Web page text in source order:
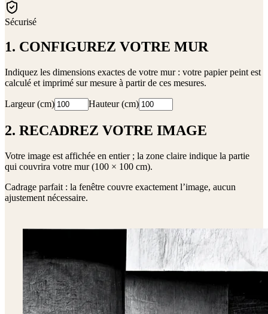
Sécurisé
1. CONFIGUREZ VOTRE MUR
Indiquez les dimensions exactes de votre mur : votre papier peint est
calculé et imprimé sur mesure à partir de ces mesures.
Largeur (cm) Hauteur (cm)
2. RECADREZ VOTRE IMAGE
Votre image est affichée en entier ; la zone claire indique la partie
qui couvrira votre mur (100 × 100 cm).
Cadrage parfait : la fenêtre couvre exactement l’image, aucun
ajustement nécessaire.